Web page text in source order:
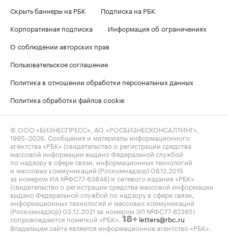
Скрыть баннеры на РБК
Подписка на РБК
Корпоративная подписка
Информация об ограничениях
О соблюдении авторских прав
Пользовательское соглашение
Политика в отношении обработки персональных данных
Политика обработки файлов cookie
© ООО «БИЗНЕСПРЕСС», АО «РОСБИЗНЕСКОНСАЛТИНГ»,
1995–2026 . Сообщения и материалы информационного
агентства «РБК» (свидетельство о регистрации средства
массовой информации выдано Федеральной службой
по надзору в сфере связи, информационных технологий
и массовых коммуникаций (Роскомнадзор) 09.12.2015
за номером ИА №ФС77-63848) и сетевого издания «РБК»
(свидетельство о регистрации средства массовой информации
выдано Федеральной службой по надзору в сфере связи,
информационных технологий и массовых коммуникаций
(Роскомнадзор) 03.12.2021 за номером ЭЛ №ФС77-82385)
сопровождаются пометкой «РБК». 18+ letters@rbc.ru
Владельцем сайта является информационное агентство «РБК».